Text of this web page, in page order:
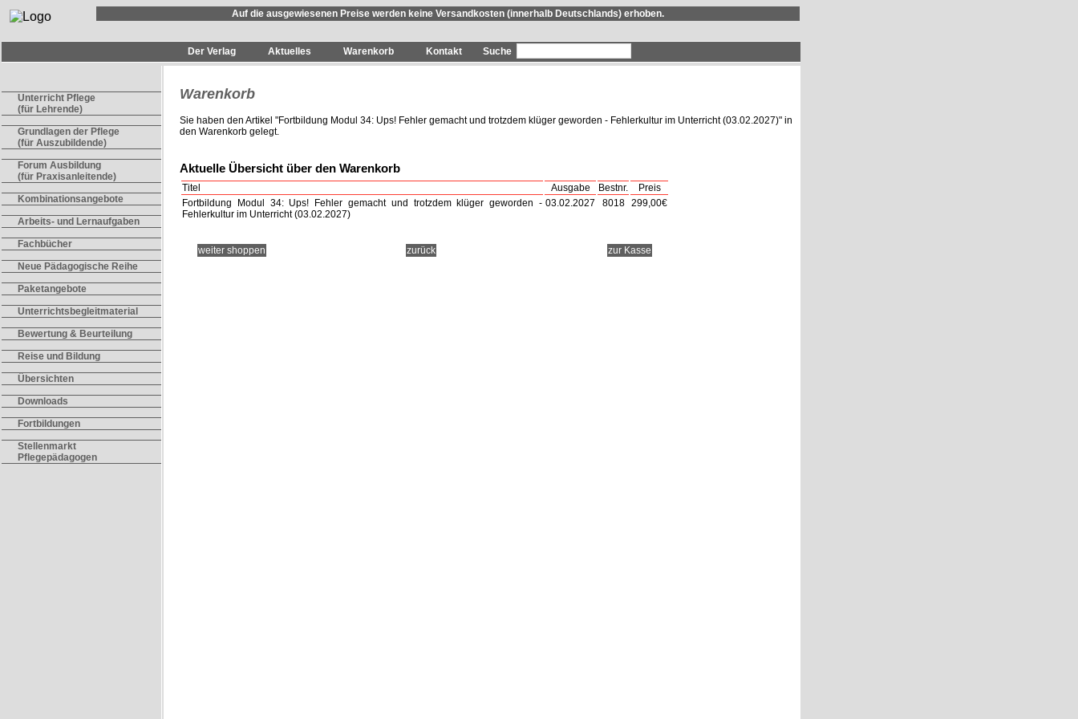
Auf die ausgewiesenen Preise werden keine Versandkosten (innerhalb Deutschlands) erhoben.
Der Verlag Aktuelles Warenkorb Kontakt
Unterricht Pflege
(für Lehrende)
Grundlagen der Pflege
(für Auszubildende)
Forum Ausbildung
(für Praxisanleitende)
Kombinationsangebote
Arbeits- und Lernaufgaben
Fachbücher
Neue Pädagogische Reihe
Paketangebote
Unterrichtsbegleitmaterial
Bewertung & Beurteilung
Reise und Bildung
Übersichten
Downloads
Fortbildungen
Stellenmarkt
Pflegepädagogen
Warenkorb
Sie haben den Artikel "Fortbildung Modul 34: Ups! Fehler gemacht und trotzdem klüger geworden - Fehlerkultur im Unterricht (03.02.2027)" in
den Warenkorb gelegt.
Aktuelle Übersicht über den Warenkorb
Titel Ausgabe Bestnr.
Preis
Fortbildung Modul 34: Ups! Fehler gemacht und trotzdem klüger geworden -
Fehlerkultur im Unterricht (03.02.2027)
03.02.2027 8018 299,00€
weiter shoppen zurück zur Kasse